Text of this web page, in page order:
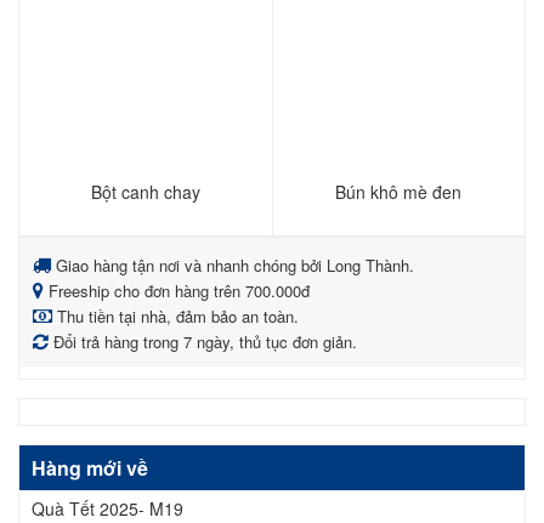
Bột canh chay Bún khô mè đen
Giao hàng tận nơi và nhanh chóng bởi Long Thành.
Freeship cho đơn hàng trên 700.000đ
Thu tiền tại nhà, đảm bảo an toàn.
Đổi trả hàng trong 7 ngày, thủ tục đơn giản.
Hàng mới về
Quà Tết 2025- M19